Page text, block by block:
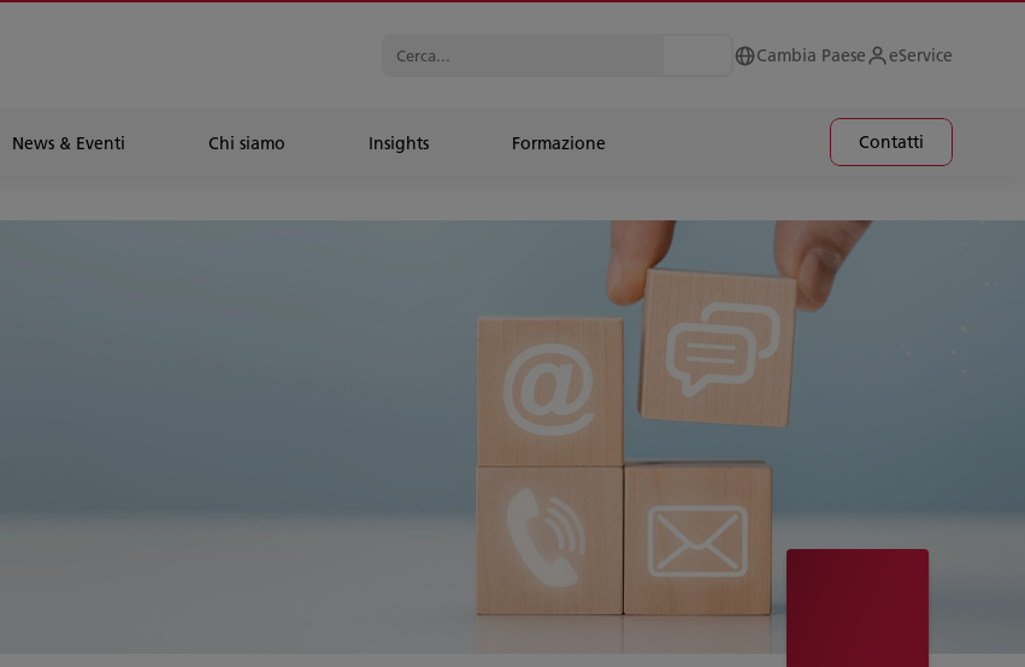
Cambia Paese eService
News & Eventi Chi siamo Insights Formazione Contatti